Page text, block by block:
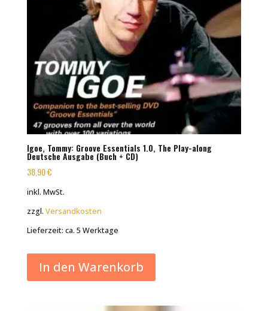
Igoe, Tommy: Groove Essentials 1.0, The Play-along
Deutsche Ausgabe (Buch + CD)
38,90€
inkl. MwSt.
zzgl. Versandkosten
Lieferzeit: ca. 5 Werktage
In den Warenkorb